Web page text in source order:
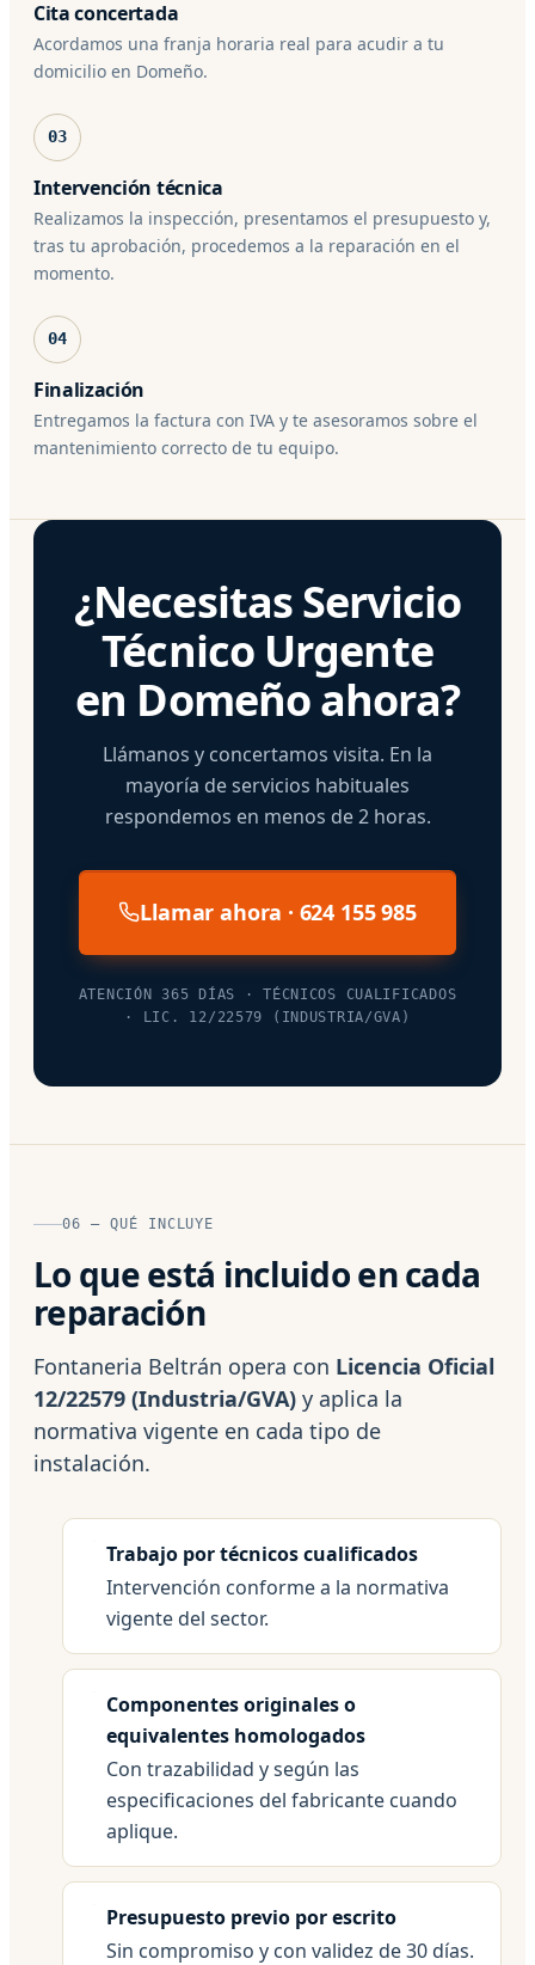
Cita concertada
Acordamos una franja horaria real para acudir a tu
domicilio en Domeño.
03
Intervención técnica
Realizamos la inspección, presentamos el presupuesto y,
tras tu aprobación, procedemos a la reparación en el
momento.
04
Finalización
Entregamos la factura con IVA y te asesoramos sobre el
mantenimiento correcto de tu equipo.
¿Necesitas Servicio
Técnico Urgente
en Domeño ahora?
Llámanos y concertamos visita. En la
mayoría de servicios habituales
respondemos en menos de 2 horas.
Llamar ahora · 624 155 985
ATENCIÓN 365 DÍAS · TÉCNICOS CUALIFICADOS
· LIC. 12/22579 (INDUSTRIA/GVA)
06 — QUÉ INCLUYE
Lo que está incluido en cada
reparación
Fontaneria Beltrán opera con Licencia Oficial
12/22579 (Industria/GVA) y aplica la
normativa vigente en cada tipo de
instalación.
Trabajo por técnicos cualificados
Intervención conforme a la normativa
vigente del sector.
Componentes originales o
equivalentes homologados
Con trazabilidad y según las
especificaciones del fabricante cuando
aplique.
Presupuesto previo por escrito
Sin compromiso y con validez de 30 días.